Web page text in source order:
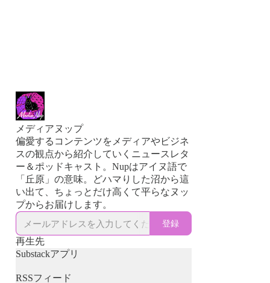
メディアヌップ
偏愛するコンテンツをメディアやビジネ
スの観点から紹介していくニュースレタ
ー＆ポッドキャスト。Nupはアイヌ語で
「丘原」の意味。どハマりした沼から這
い出て、ちょっとだけ高くて平らなヌッ
プからお届けします。
登録
再生先
Substackアプリ
RSSフィード